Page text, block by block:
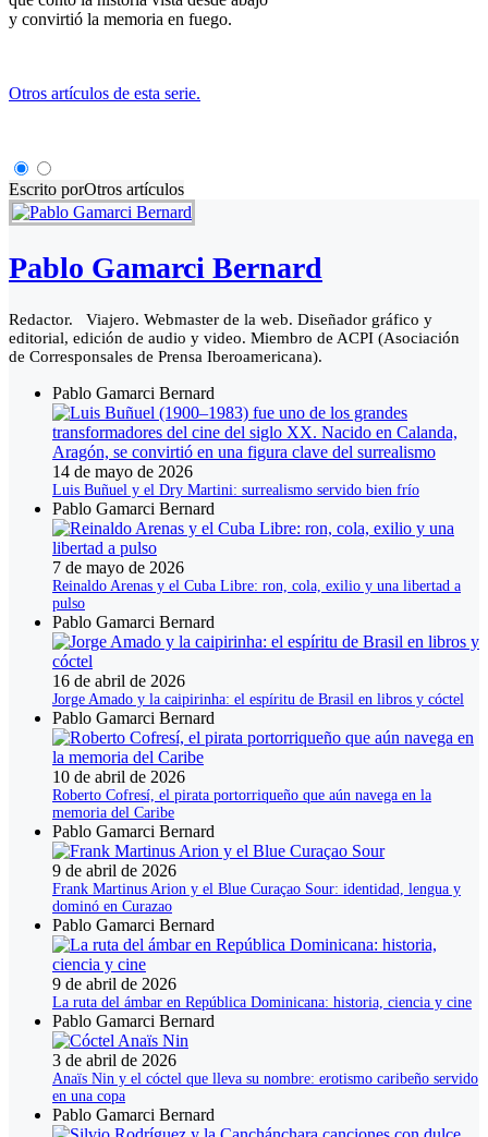
y convirtió la memoria en fuego.
Otros artículos de esta serie.
Escrito porOtros artículos
Pablo Gamarci Bernard
Redactor. Viajero. Webmaster de la web. Diseñador gráfico y
editorial, edición de audio y video. Miembro de ACPI (Asociación
de Corresponsales de Prensa Iberoamericana).
Pablo Gamarci Bernard
14 de mayo de 2026
Luis Buñuel y el Dry Martini: surrealismo servido bien frío
Pablo Gamarci Bernard
7 de mayo de 2026
Reinaldo Arenas y el Cuba Libre: ron, cola, exilio y una libertad a
pulso
Pablo Gamarci Bernard
16 de abril de 2026
Jorge Amado y la caipirinha: el espíritu de Brasil en libros y cóctel
Pablo Gamarci Bernard
10 de abril de 2026
Roberto Cofresí, el pirata portorriqueño que aún navega en la
memoria del Caribe
Pablo Gamarci Bernard
9 de abril de 2026
Frank Martinus Arion y el Blue Curaçao Sour: identidad, lengua y
dominó en Curazao
Pablo Gamarci Bernard
9 de abril de 2026
La ruta del ámbar en República Dominicana: historia, ciencia y cine
Pablo Gamarci Bernard
3 de abril de 2026
Anaïs Nin y el cóctel que lleva su nombre: erotismo caribeño servido
en una copa
Pablo Gamarci Bernard